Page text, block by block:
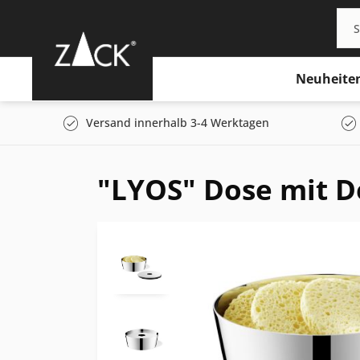
Versand innerhalb 3-4 Werktagen
"LYOS" Dose mit